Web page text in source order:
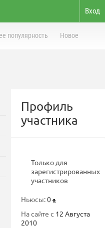
Вход
популярность Новое
Профиль
участника
Только для
зарегистрированных
участников
Ньюсы:0
На сайте с 12 Августа
2010